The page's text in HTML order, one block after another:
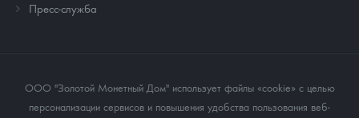
Пресс-служба
ООО "Золотой Монетный Дом" использует файлы «cookie» с целью
персонализации сервисов и повышения удобства пользования веб-